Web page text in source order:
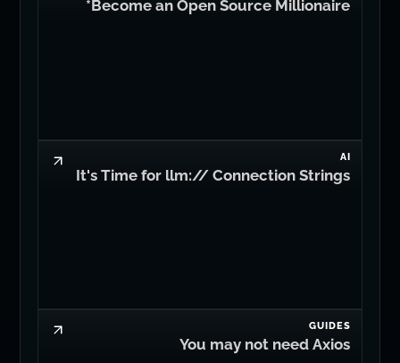
Become an Open Source Millionaire*
AI
It's Time for llm:// Connection Strings
GUIDES
You may not need Axios